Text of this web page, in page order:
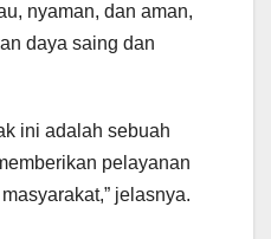
nyaman, dan aman,
daya saing dan
ini adalah sebuah
pelayanan
jelasnya.